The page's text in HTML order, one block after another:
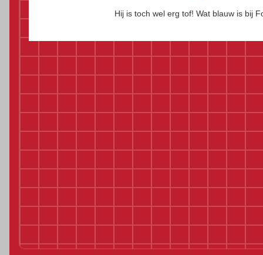
Hij is toch wel erg tof! Wat blauw is bij